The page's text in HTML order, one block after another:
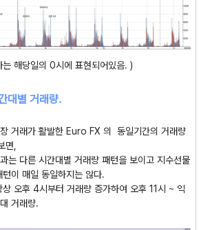
는 해당일의 0시에 표현되어있음. )
대별 거래량.
거래가 활발한 Euro FX 의 동일기간의 거래량
면,
는 다른 시간대별 거래량 패턴을 보이고 지수선물
턴이 매일 동일하지는 않다.
상 오후 4시부터 거래량 증가하여 오후 11시 ~ 익
거래량.